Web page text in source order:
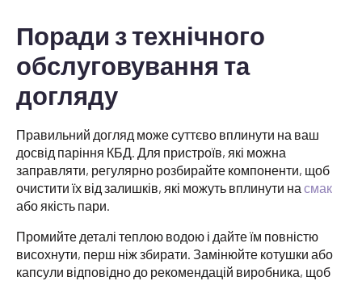
Поради з технічного
обслуговування та
догляду
Правильний догляд може суттєво вплинути на ваш
досвід паріння КБД. Для пристроїв, які можна
заправляти, регулярно розбирайте компоненти, щоб
очистити їх від залишків, які можуть вплинути на смак
або якість пари.
Промийте деталі теплою водою і дайте їм повністю
висохнути, перш ніж збирати. Замінюйте котушки або
капсули відповідно до рекомендацій виробника, щоб